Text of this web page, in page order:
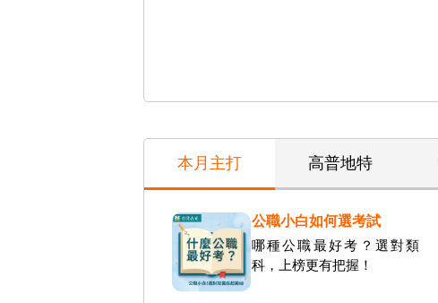
本月主打 高普地特
公職小白如何選考試
哪種公職最好考？選對類
科，上榜更有把握！